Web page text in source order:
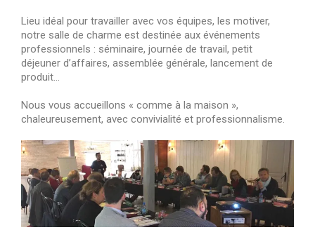
Lieu idéal pour travailler avec vos équipes, les motiver,
notre salle de charme est destinée aux événements
professionnels : séminaire, journée de travail, petit
déjeuner d’affaires, assemblée générale, lancement de
produit…
Nous vous accueillons « comme à la maison »,
chaleureusement, avec convivialité et professionnalisme.